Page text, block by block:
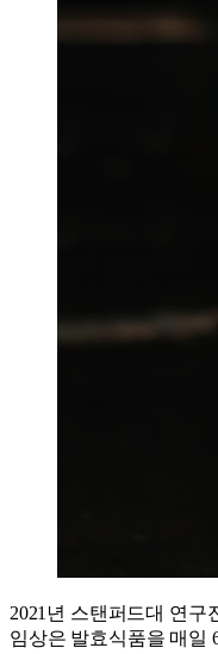
2021년 스탠퍼드대 연구
임상은 발효식품을 매일